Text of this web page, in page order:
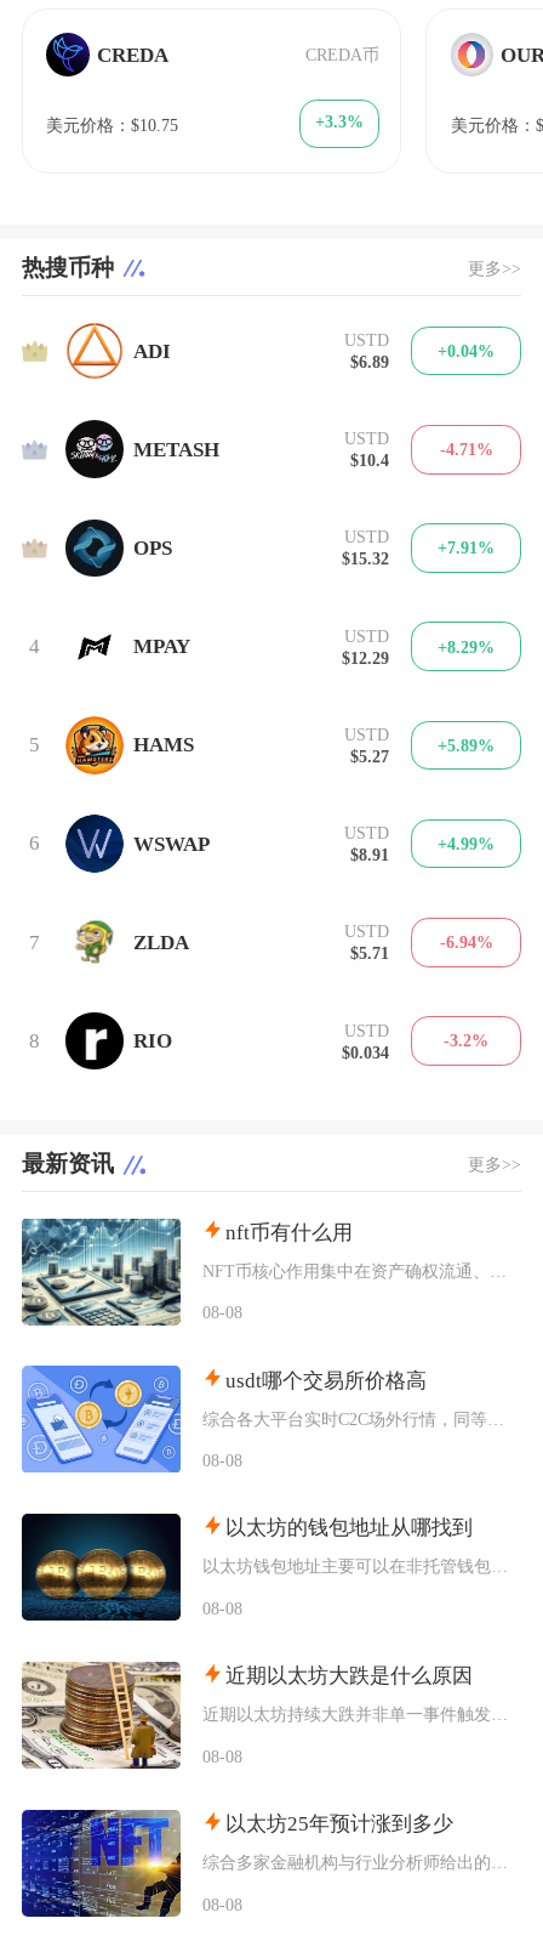
CREDA CREDA币
美元价格：$10.75 +3.3% 美元价格：
热搜币种 更多>>
1 ADI
USTD
$6.89
+0.04%
2 METASH
USTD
$10.4
-4.71%
3 OPS
USTD
$15.32
+7.91%
4 MPAY
USTD
$12.29
+8.29%
5 HAMS
USTD
$5.27
+5.89%
6 WSWAP
USTD
$8.91
+4.99%
7 ZLDA
USTD
$5.71
-6.94%
8 RIO
USTD
$0.034
-3.2%
最新资讯 更多>>
nft币有什么用
08-08
usdt哪个交易所价格高
08-08
以太坊的钱包地址从哪找到
以太坊钱包地址主要可以在非托管钱包客户端、硬件钱包配套软件、交易所资产充值页面找到，地址统
08-08
近期以太坊大跌是什么原因
08-08
以太坊25年预计涨到多少
08-08